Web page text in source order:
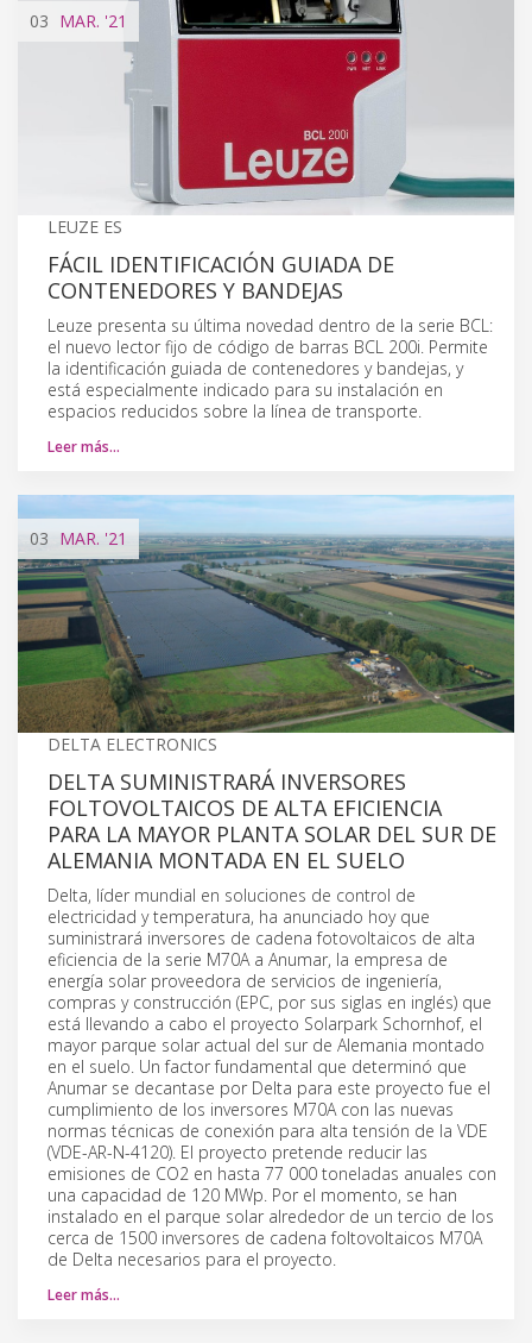
03 MAR. '21
LEUZE ES
FÁCIL IDENTIFICACIÓN GUIADA DE
CONTENEDORES Y BANDEJAS
Leuze presenta su última novedad dentro de la serie BCL:
el nuevo lector fijo de código de barras BCL 200i. Permite
la identificación guiada de contenedores y bandejas, y
está especialmente indicado para su instalación en
espacios reducidos sobre la línea de transporte.
Leer más…
03 MAR. '21
DELTA ELECTRONICS
DELTA SUMINISTRARÁ INVERSORES
FOLTOVOLTAICOS DE ALTA EFICIENCIA
PARA LA MAYOR PLANTA SOLAR DEL SUR DE
ALEMANIA MONTADA EN EL SUELO
Delta, líder mundial en soluciones de control de
electricidad y temperatura, ha anunciado hoy que
suministrará inversores de cadena fotovoltaicos de alta
eficiencia de la serie M70A a Anumar, la empresa de
energía solar proveedora de servicios de ingeniería,
compras y construcción (EPC, por sus siglas en inglés) que
está llevando a cabo el proyecto Solarpark Schornhof, el
mayor parque solar actual del sur de Alemania montado
en el suelo. Un factor fundamental que determinó que
Anumar se decantase por Delta para este proyecto fue el
cumplimiento de los inversores M70A con las nuevas
normas técnicas de conexión para alta tensión de la VDE
(VDE-AR-N-4120). El proyecto pretende reducir las
emisiones de CO2 en hasta 77 000 toneladas anuales con
una capacidad de 120 MWp. Por el momento, se han
instalado en el parque solar alrededor de un tercio de los
cerca de 1500 inversores de cadena foltovoltaicos M70A
de Delta necesarios para el proyecto.
Leer más…